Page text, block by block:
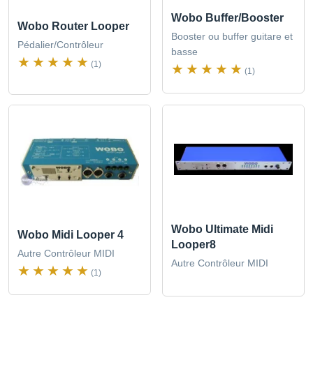
Wobo Router Looper
Pédalier/Contrôleur
(1)
Wobo Buffer/Booster
Booster ou buffer guitare et
basse
(1)
Wobo Midi Looper 4
Autre Contrôleur MIDI
(1)
Wobo Ultimate Midi
Looper8
Autre Contrôleur MIDI